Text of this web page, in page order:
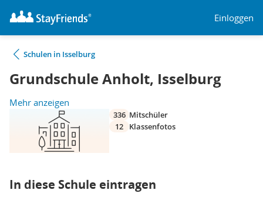
Einloggen
Schulen in Isselburg
Grundschule Anholt, Isselburg
Mehr anzeigen
336 Mitschüler
12
Klassenfotos
In diese Schule eintragen